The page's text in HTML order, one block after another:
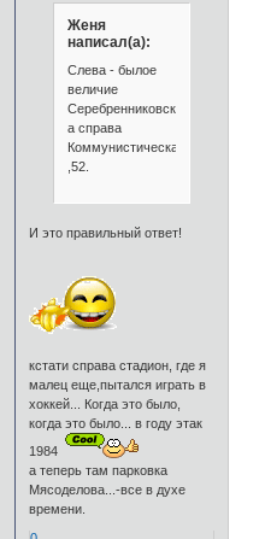
Женя
написал(а):
Слева - былое
величие
Серебренниковской,23,
а справа
Коммунистическая
,52.
И это правильный ответ!
кстати справа стадион, где я
малец еще,пытался играть в
хоккей... Когда это было,
когда это было... в году этак
1984
а теперь там парковка
Мясоделова...-все в духе
времени.